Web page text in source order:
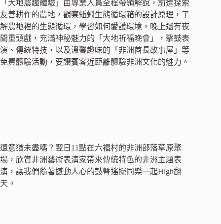
「大地農趣體驗」由專業人員全程帶領解說，前進探索
友善耕作的農地，觀察蚯蚓生態循環箱的設計原理，了
解農地裡的生態循環，學習如何愛護環境。晚上還有夜
間重頭戲，充滿神秘魅力的「大地祈福晚會」，擊鼓表
演、傳統特技，以及溫馨趣味的「非洲酋長故事屋」等
免費體驗活動，要讓賓客近距離體驗非洲文化的魅力。
還意猶未盡嗎？翌日11點在六福村的非洲部落草原聚
場，欣賞非洲藝術表演家帶來傳統特色的非洲主題表
演，讓我們隨著撼動人心的鼓聲搖擺同樂一起High翻
天。